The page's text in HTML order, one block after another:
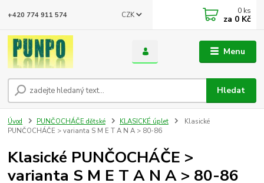
Menu
CZK
Hledat
+420 774 911 574 0 ks
za 0 Kč
Úvod PUNČOCHÁČE dětské KLASICKÉ úplet
Klasické
PUNČOCHÁČE > varianta S M E T A N A > 80-86
Klasické PUNČOCHÁČE >
varianta S M E T A N A > 80-86